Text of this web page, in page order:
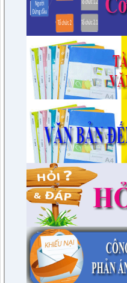
về công tác thi hành án
2022
lượt xem: 3446 | lượt tải:974
7/QĐ-BPC
Quyết định thành lập đoàn
định của pháp luật về công
bàn huyện năm 2021, 2022
lượt xem: 3384 | lượt tải:596
230/CTr-TT HĐND
Chương trình công tác
lượt xem: 3376 | lượt tải:461
1/NQ-TTHĐND
Nghị quyết V/v: Điều chỉnh
tỷ lệ 1/500 Khu trung tâm
tỉnh Điện Biên ( Khu dân cư
cư số 2 Thị trấn Tuần Giáo;
lượt xem: 2801 | lượt tải:1454
2/CV-BDT
Đề xuất chuyên đề giám
lượt xem: 3919 | lượt tải:978
4/CV-BKTXH